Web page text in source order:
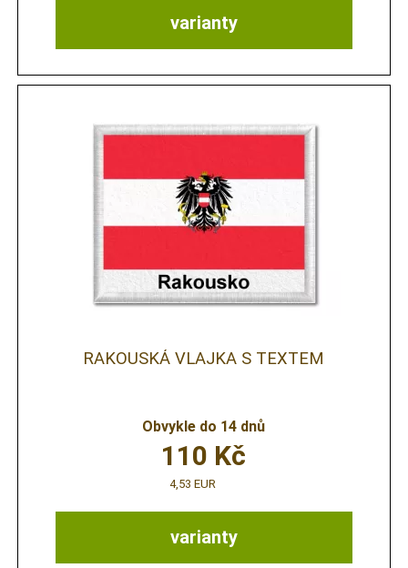
varianty
RAKOUSKÁ VLAJKA S TEXTEM
Obvykle do 14 dnů
varianty
110 Kč
4,53 EUR